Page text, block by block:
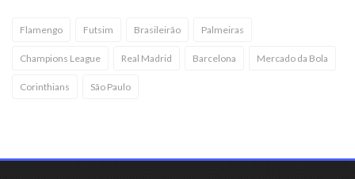
Flamengo Futsim Brasileirão Palmeiras
Champions League Real Madrid Barcelona Mercado da Bola
Corinthians São Paulo